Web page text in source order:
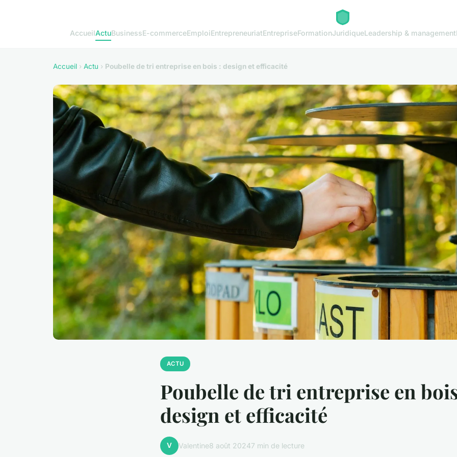
AccueilActuBusinessE-commerceEmploiEntrepreneuriatEntrepriseFormationJuridiqueLeadership & management
Accueil › Actu › Poubelle de tri entreprise en bois : design et efficacité
ACTU
Poubelle de tri entreprise en
design et efficacité
V Valentine8 août 20247 min de lecture